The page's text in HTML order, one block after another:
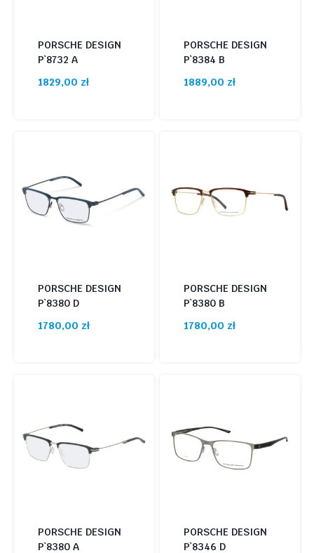
PORSCHE DESIGN
P`8732 A
1829,00 zł
PORSCHE DESIGN
P`8384 B
1889,00 zł
PORSCHE DESIGN
P`8380 D
1780,00 zł
PORSCHE DESIGN
P`8380 B
1780,00 zł
PORSCHE DESIGN
P`8380 A
PORSCHE DESIGN
P`8346 D